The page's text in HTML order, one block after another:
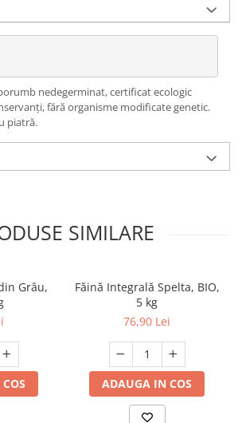
nedegerminat, certificat ecologic
fără organisme modificate genetic.
piatră.
SIMILARE
Grâu,
Făină Integrală Spelta, BIO,
5 kg
76,90 Lei
ADAUGA IN COS